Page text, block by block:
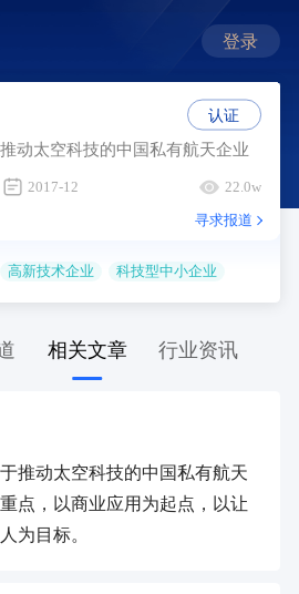
登录
动太空科技的中国私有航天企业
2017-12 22.0w
寻求报道
高新技术企业 科技型中小企业
认证
相关文章 行业资讯
推动太空科技的中国私有航天
点，以商业应用为起点，以让
为目标。